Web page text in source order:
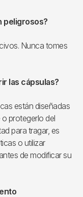
peligrosos?
Nunca tomes
las cápsulas?
están diseñadas
protegerlo del
para tragar, es
o utilizar
de modificar su